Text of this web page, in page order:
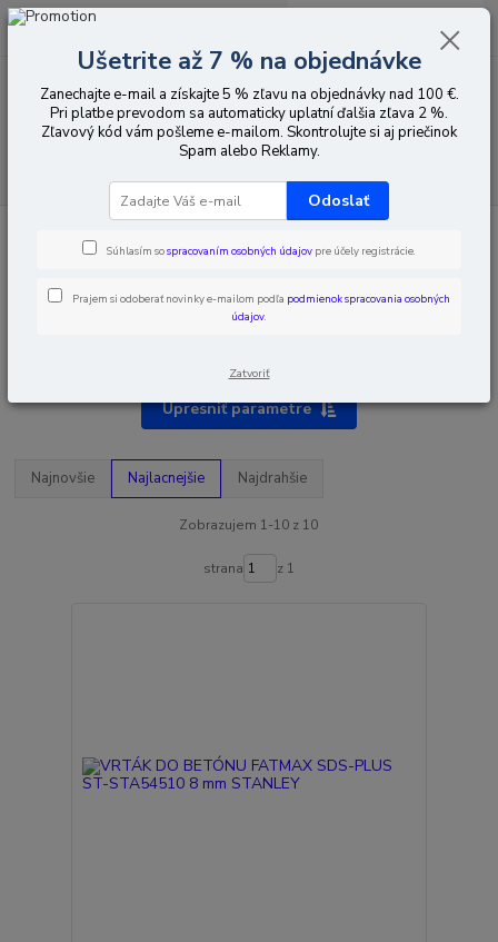
Menu
0,00 EUR
Upresniť parametre
Najnovšie Najlacnejšie Najdrahšie
Zobrazujem 1-10 z 10
strana z 1
Ušetrite až 7 % na objednávke
Zanechajte e-mail a získajte 5 % zľavu na objednávky nad 100 €.
Pri platbe prevodom sa automaticky uplatní ďalšia zľava 2 %.
Zľavový kód vám pošleme e-mailom. Skontrolujte si aj priečinok
Spam alebo Reklamy.
Odoslať
Súhlasím sospracovaním osobných údajov pre účely registrácie.
Prajem si odoberať novinky e-mailom podľa podmienok spracovania osobných
údajov.
Zatvoriť